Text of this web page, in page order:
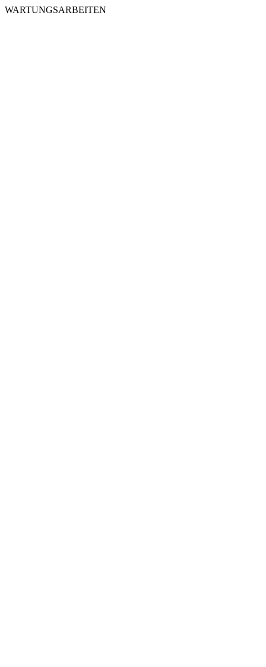
WARTUNGSARBEITEN